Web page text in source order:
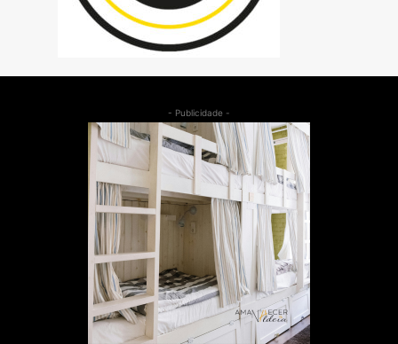
- Publicidade -